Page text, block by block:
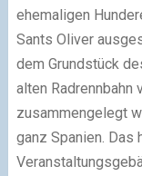
ehemaligen
Sants Oliver
dem Grundstück
alten Radrennbahn
zusammengelegt
ganz Spanien.